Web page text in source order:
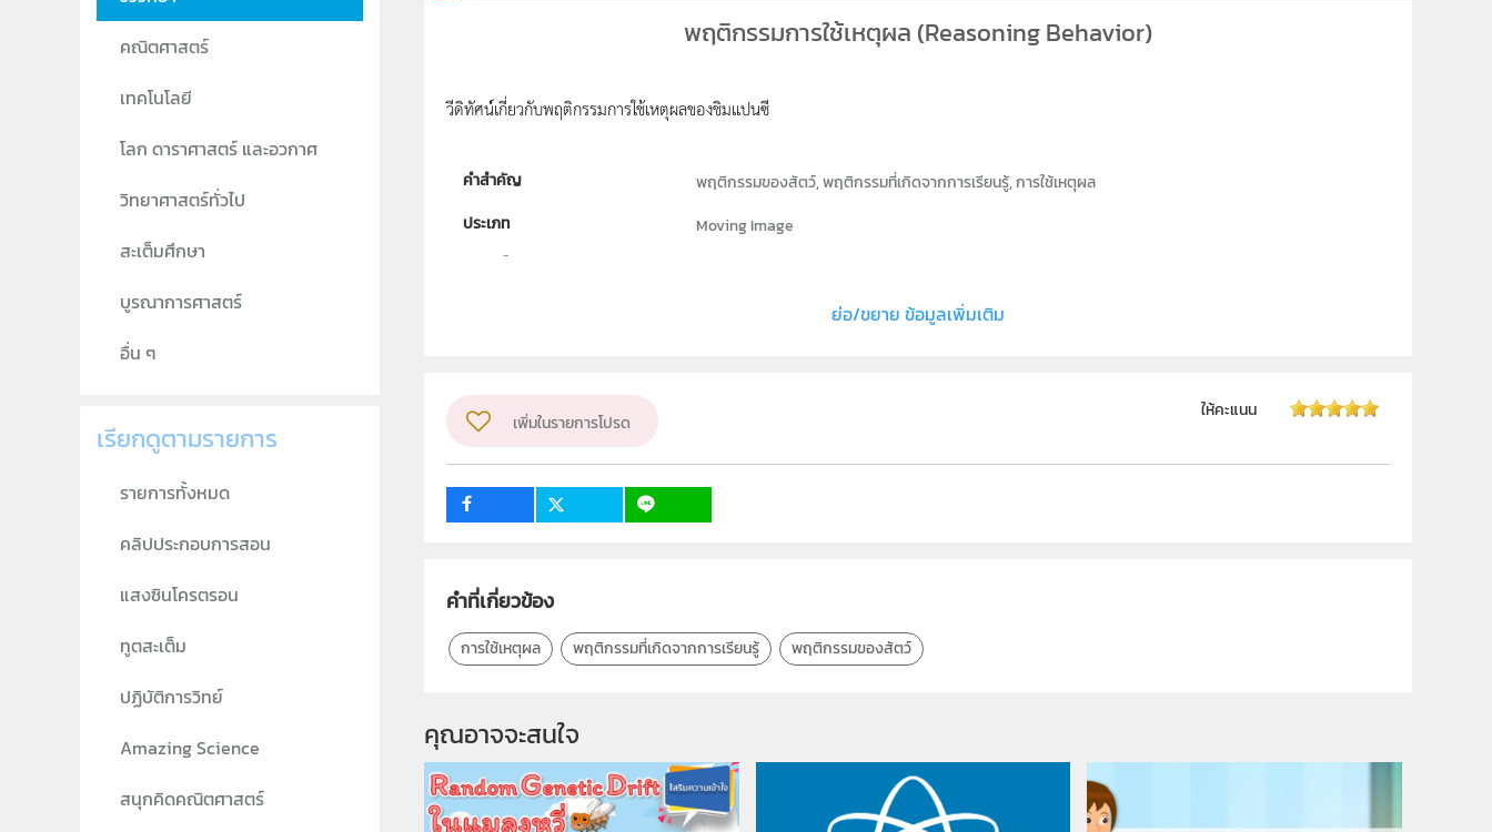
พฤติกรรมการใช้เหตุผล (Reasoning Behavior)
วีดิทัศน์์เกี่ยวกับพฤติกรรมการใช้เหตุผลของชิมแปนซี
คำสำคัญ
พฤติกรรมของสัตว์, พฤติกรรมที่เกิดจากการเรียนรู้, การใช้เหตุผล
ประเภท
Moving Image
กลุ่มเป้าหมาย
ย่อ/ขยาย ข้อมูลเพิ่มเติม
เพิ่มในรายการโปรด
ให้คะแนน
คำที่เกี่ยวข้อง
การใช้เหตุผล พฤติกรรมที่เกิดจากการเรียนรู้ พฤติกรรมของสัตว์
คุณอาจจะสนใจ
คณิตศาสตร์
เทคโนโลยี
โลก ดาราศาสตร์ และอวกาศ
วิทยาศาสตร์ทั่วไป
สะเต็มศึกษา
บูรณาการศาสตร์
อื่น ๆ
เรียกดูตามรายการ
รายการทั้งหมด
คลิปประกอบการสอน
แสงซินโครตรอน
ทูตสะเต็ม
ปฏิบัติการวิทย์
Amazing Science
สนุกคิดคณิตศาสตร์